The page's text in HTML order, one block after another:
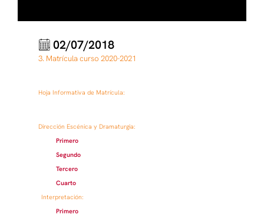
02/07/2018
3. Matrícula curso 2020-2021
Hoja Informativa de Matrícula:
Dirección Escénica y Dramaturgia:
Primero
Segundo
Tercero
Cuarto
Interpretación:
Primero